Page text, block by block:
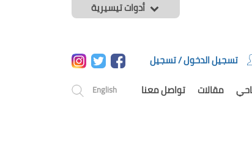
أدوات تيسيرية
تسجيل الدخول / تسجيل
English مقالات تواصل معنا